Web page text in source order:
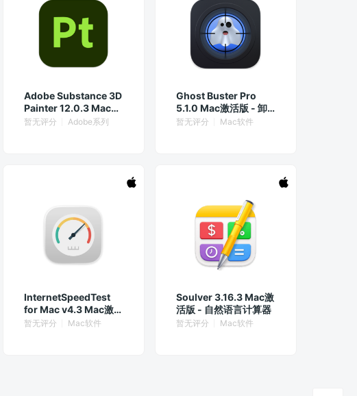
Adobe Substance 3D
Painter 12.0.3 Mac中
文激活版
暂无评分 Adobe系列
Ghost Buster Pro
5.1.0 Mac激活版 - 卸
载残留清理工具
暂无评分 Mac软件
InternetSpeedTest
for Mac v4.3 Mac激活
版 网络测试工具
暂无评分 Mac软件
Soulver 3.16.3 Mac激
活版 - 自然语言计算器
暂无评分 Mac软件